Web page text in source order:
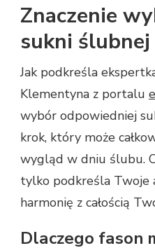
Znaczenie
sukni ślubnej
Jak podkreśla
Klementyna z portalu
wybór odpowiedniej
krok, który może
wygląd w dniu ślubu.
tylko podkreśla Twoje
harmonię z całością
Dlaczego fason